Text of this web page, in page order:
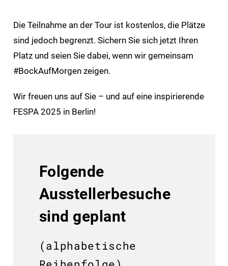
Die Teilnahme an der Tour ist kostenlos, die Plätze
sind jedoch begrenzt. Sichern Sie sich jetzt Ihren
Platz und seien Sie dabei, wenn wir gemeinsam
#BockAufMorgen zeigen.
Wir freuen uns auf Sie – und auf eine inspirierende
FESPA 2025 in Berlin!
Folgende
Ausstellerbesuche
sind geplant
(alphabetische